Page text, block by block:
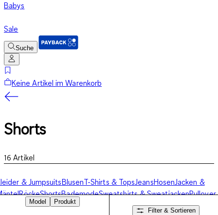
Babys
Sale
Suche
Keine Artikel im Warenkorb
Shorts
16 Artikel
& JumpsuitsBlusenT-Shirts & Tops JeansHosen Jacken &
RöckeShortsBademodeSweatshirts & SweatjackenPullover
CardigansBusiness-Mode NachtwäscheSocken &
Model
Produkt
Filter & Sortieren